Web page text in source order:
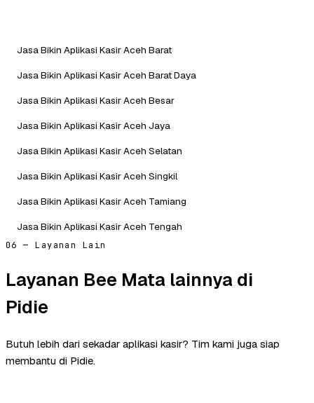
Jasa Bikin Aplikasi Kasir Aceh Barat
Jasa Bikin Aplikasi Kasir Aceh Barat Daya
Jasa Bikin Aplikasi Kasir Aceh Besar
Jasa Bikin Aplikasi Kasir Aceh Jaya
Jasa Bikin Aplikasi Kasir Aceh Selatan
Jasa Bikin Aplikasi Kasir Aceh Singkil
Jasa Bikin Aplikasi Kasir Aceh Tamiang
Jasa Bikin Aplikasi Kasir Aceh Tengah
06 — Layanan Lain
Layanan Bee Mata lainnya di
Pidie
Butuh lebih dari sekadar aplikasi kasir? Tim kami juga siap
membantu di Pidie.